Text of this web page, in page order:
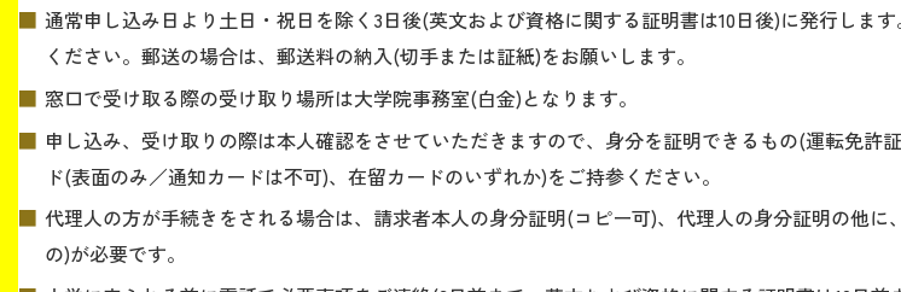
通常申し込み日より土日・祝日を除く3日後(英文および資格に関する証明書は10日後)に発行しま
ください。郵送の場合は、郵送料の納入(切手または証紙)をお願いします。
窓口で受け取る際の受け取り場所は大学院事務室(白金)となります。
申し込み、受け取りの際は本人確認をさせていただきますので、身分を証明できるもの(運転免許
ド(表面のみ／通知カードは不可)、在留カードのいずれか)をご持参ください。
代理人の方が手続きをされる場合は、請求者本人の身分証明(コピー可)、代理人の身分証明の他に、
の)が必要です。